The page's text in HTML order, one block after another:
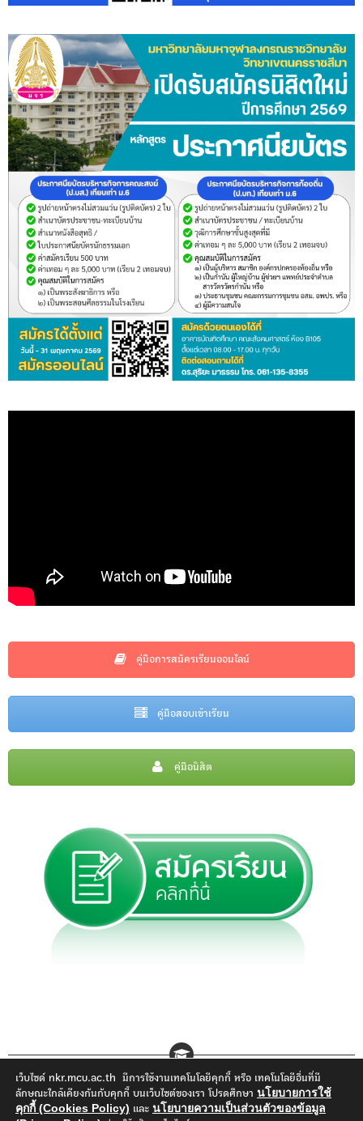
คู่มือการสมัครเรียนออนไลน์
คู่มือสอบเข้าเรียน
คู่มือนิสิต
เว็บไซด์ nkr.mcu.ac.th มีการใช้งานเทคโนโลยีคุกกี้ หรือ เทคโนโลยีอื่นที่มี
ลักษณะใกล้เคียงกันกับคุกกี้ บนเว็บไซต์ของเรา โปรดศึกษา นโยบายการใช้
คุกกี้ (Cookies Policy) และ นโยบายความเป็นส่วนตัวของข้อมูล